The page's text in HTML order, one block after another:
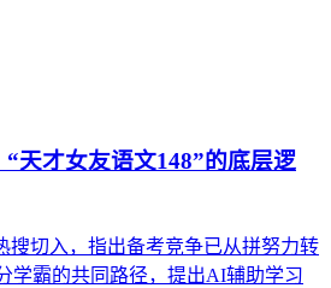
天才女友语文148”的底层逻
搜切入，指出备考竞争已从拼努力转
学霸的共同路径，提出AI辅助学习